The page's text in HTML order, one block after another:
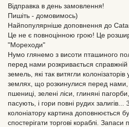
Відправка в день замовлення!
Пишіть - домовимось)
Найпопулярніше доповнення до
Це не є повноцінною грою! Це
"Мореходи"
Нумо глянемо з висоти пташиного
перед нами розкривається
земель, які так витягли колонізаторів
землях, що розкинулися перед нами,
пшениці, зелені ліси, глиняні
пасують, і гори повні рудих
колоніатору картина доповнюється
спостерігати торгові кораблі. Запаси